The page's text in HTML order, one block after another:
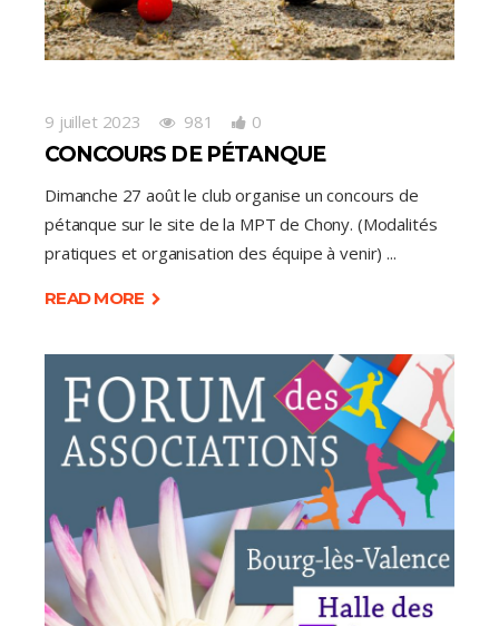
9 juillet 2023 981 0
CONCOURS DE PÉTANQUE
Dimanche 27 août le club organise un concours de
pétanque sur le site de la MPT de Chony. (Modalités
pratiques et organisation des équipe à venir)
READ MORE